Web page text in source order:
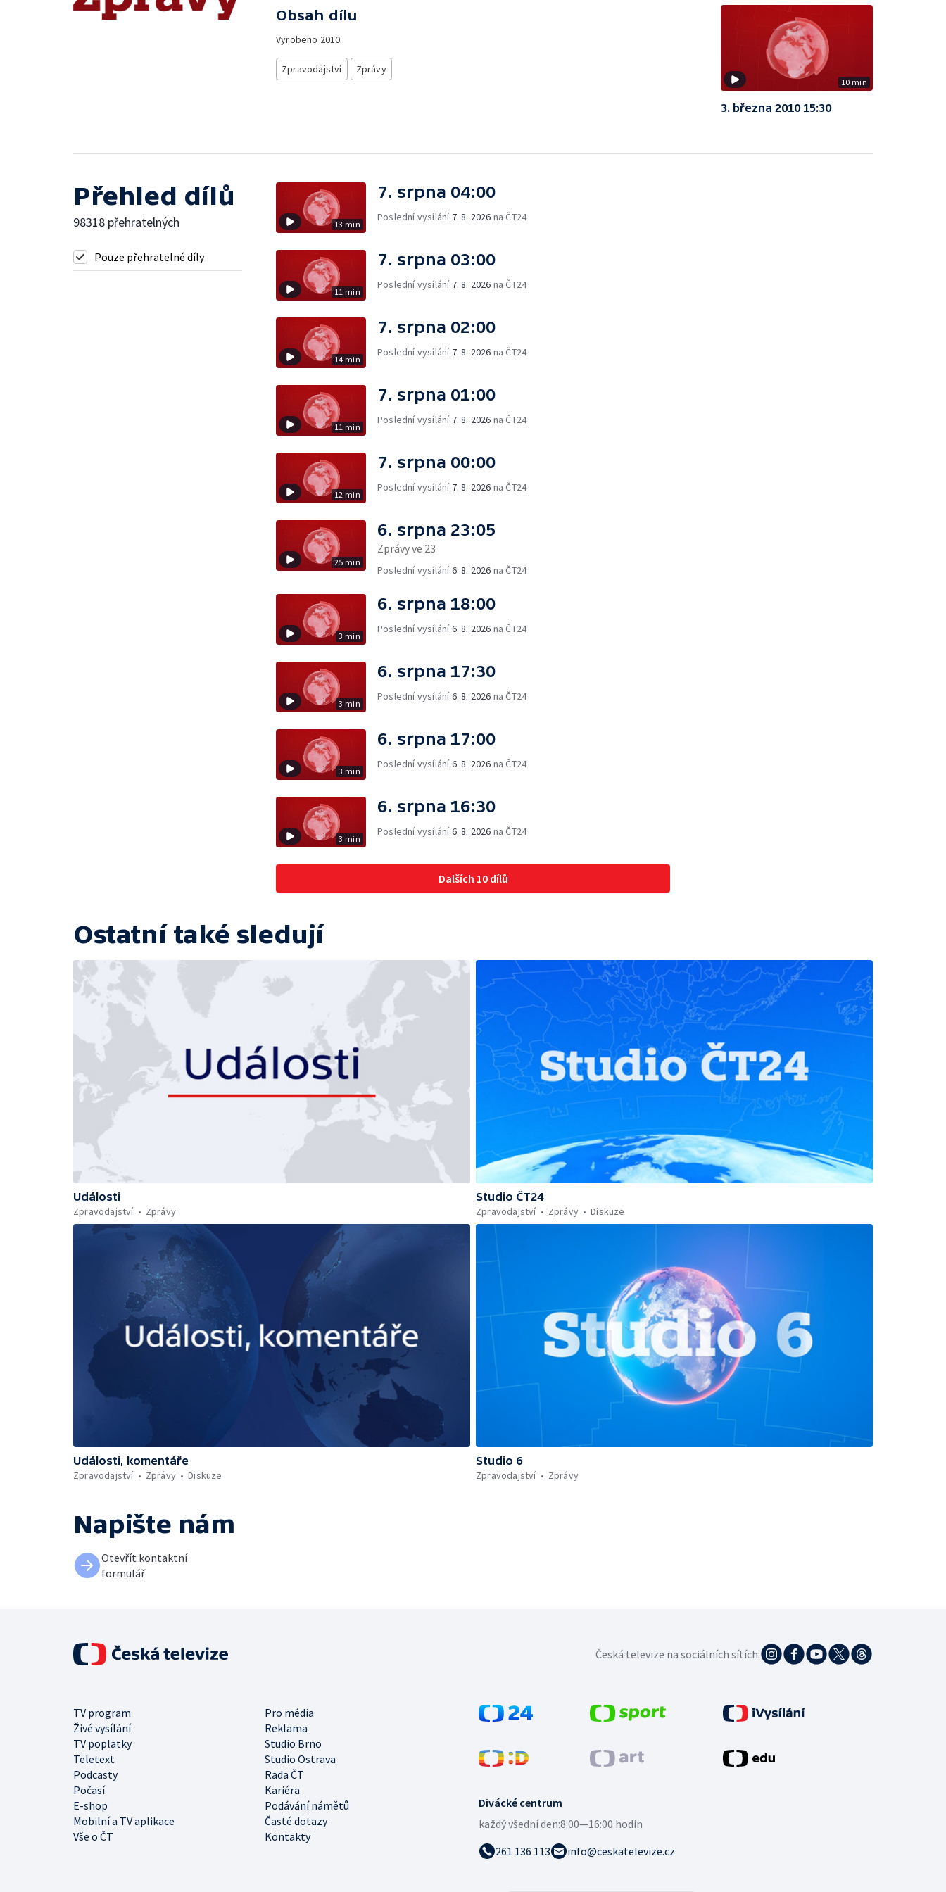
Obsah dílu
Vyrobeno 2010
Zpravodajství Zprávy
10 min
3. března 2010 15:30
Přehled dílů
98318 přehratelných
Pouze přehratelné díly
13 min
7. srpna 04:00
Poslední vysílání 7. 8. 2026 na ČT24
11 min
7. srpna 03:00
Poslední vysílání 7. 8. 2026 na ČT24
14 min
7. srpna 02:00
Poslední vysílání 7. 8. 2026 na ČT24
11 min
7. srpna 01:00
Poslední vysílání 7. 8. 2026 na ČT24
12 min
7. srpna 00:00
Poslední vysílání 7. 8. 2026 na ČT24
25 min
6. srpna 23:05
Zprávy ve 23
Poslední vysílání6. 8. 2026 na ČT24
3 min
6. srpna 18:00
Poslední vysílání6. 8. 2026 na ČT24
3 min
6. srpna 17:30
Poslední vysílání6. 8. 2026 na ČT24
3 min
6. srpna 17:00
Poslední vysílání6. 8. 2026 na ČT24
3 min
6. srpna 16:30
Poslední vysílání6. 8. 2026 na ČT24
Dalších 10 dílů
Ostatní také sledují
Události
Zpravodajství
Zprávy
Studio ČT24
Zpravodajství
Zprávy Diskuze
Události, komentáře
Zpravodajství
Zprávy Diskuze
Studio 6
Zpravodajství
Zprávy
Napište nám
Otevřít kontaktní
formulář
Divácké centrum
každý všední den:8:00—16:00 hodin
261 136 113
info@ceskatelevize.cz
TV program
Pro média
Živé vysílání
Reklama
TV poplatky
Studio Brno
Teletext
Studio Ostrava
Podcasty
Rada ČT
Počasí
Kariéra
E-shop
Podávání námětů
Mobilní a TV aplikace
Časté dotazy
Vše o ČT
Kontakty
Česká televize na sociálních sítích: